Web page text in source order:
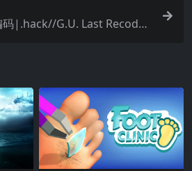
码|.hack//G.U. Last Recode